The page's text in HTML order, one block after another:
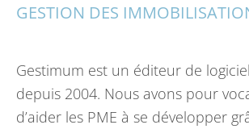
GESTION DES
Gestimum est un éditeur de
depuis 2004. Nous avons pour
d’aider les PME à se développer